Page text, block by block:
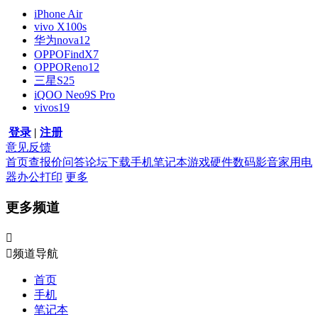
iPhone Air
vivo X100s
华为nova12
OPPOFindX7
OPPOReno12
三星S25
iQOO Neo9S Pro
vivos19
登录 | 注册
意见反馈
首页查报价问答论坛下载手机笔记本游戏硬件数码影音家用电
器办公打印 更多
更多频道

频道导航
首页
手机
笔记本